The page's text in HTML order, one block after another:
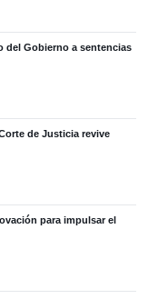
del Gobierno a sentencias
de Justicia revive
para impulsar el